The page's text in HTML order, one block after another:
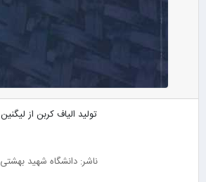
تولید الیاف کربن از لیگنین
ناشر: دانشگاه شهید بهشتی